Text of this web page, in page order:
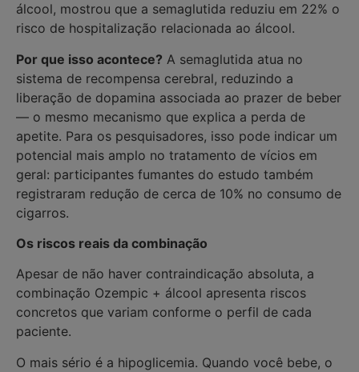
álcool, mostrou que a semaglutida reduziu em 22% o
risco de hospitalização relacionada ao álcool.
Por que isso acontece? A semaglutida atua no
sistema de recompensa cerebral, reduzindo a
liberação de dopamina associada ao prazer de beber
— o mesmo mecanismo que explica a perda de
apetite. Para os pesquisadores, isso pode indicar um
potencial mais amplo no tratamento de vícios em
geral: participantes fumantes do estudo também
registraram redução de cerca de 10% no consumo de
cigarros.
Os riscos reais da combinação
Apesar de não haver contraindicação absoluta, a
combinação Ozempic + álcool apresenta riscos
concretos que variam conforme o perfil de cada
paciente.
O mais sério é a hipoglicemia. Quando você bebe, o